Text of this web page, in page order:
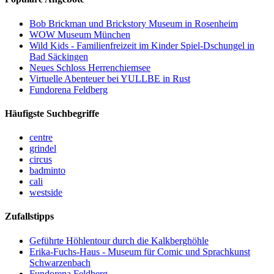
Bob Brickman und Brickstory Museum in Rosenheim
WOW Museum München
Wild Kids - Familienfreizeit im Kinder Spiel-Dschungel in
Bad Säckingen
Neues Schloss Herrenchiemsee
Virtuelle Abenteuer bei YULLBE in Rust
Fundorena Feldberg
Häufigste Suchbegriffe
centre
grindel
circus
badminto
cali
westside
Zufallstipps
Geführte Höhlentour durch die Kalkberghöhle
Erika-Fuchs-Haus - Museum für Comic und Sprachkunst
Schwarzenbach